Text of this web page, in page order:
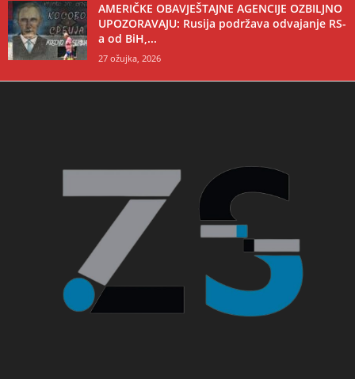
AMERIČKE OBAVJEŠTAJNE AGENCIJE OZBILJNO
UPOZORAVAJU: Rusija podržava odvajanje RS-
a od BiH,...
27 ožujka, 2026